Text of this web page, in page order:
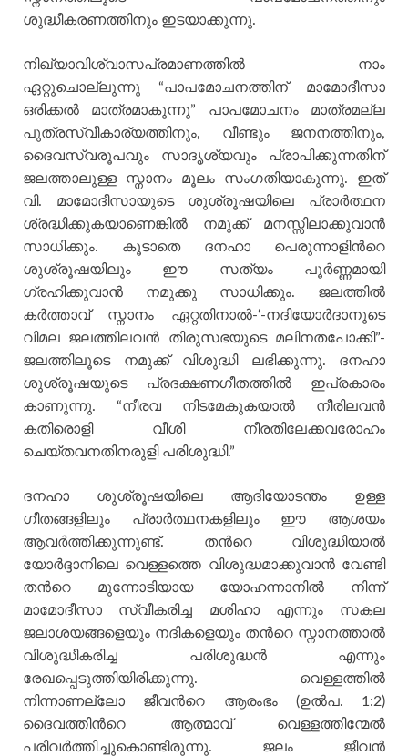
ശുദ്ധീകരണത്തിനും ഇടയാക്കുന്നു.
നിഖ്യാവിശ്വാസപ്രമാണത്തില്‍ നാം
ഏറ്റുചൊല്ലുന്നു “പാപമോചനത്തിന് മാമോദീസാ
ഒരിക്കല്‍ മാത്രമാകുന്നു” പാപമോചനം മാത്രമല്ല
പുത്രസ്വീകാര്യത്തിനും, വീണ്ടും ജനനത്തിനും,
ദൈവസ്വരൂപവും സാദൃശ്യവും പ്രാപിക്കുന്നതിന്
ജലത്താലുള്ള സ്നാനം മൂലം സംഗതിയാകുന്നു. ഇത്
വി. മാമോദീസായുടെ ശുശ്രൂഷയിലെ പ്രാര്‍ത്ഥന
ശ്രദ്ധിക്കുകയാണെങ്കില്‍ നമുക്ക് മനസ്സിലാക്കുവാന്‍
സാധിക്കും. കൂടാതെ ദനഹാ പെരുന്നാളിന്‍റെ
ശുശ്രൂഷയിലും ഈ സത്യം പൂര്‍ണ്ണമായി
ഗ്രഹിക്കുവാന്‍ നമുക്കു സാധിക്കും. ജലത്തില്‍
കര്‍ത്താവ് സ്നാനം ഏറ്റതിനാല്‍-‘-നദിയോര്‍ദാനുടെ
വിമല ജലത്തിലവന്‍ തിരുസഭയുടെ മലിനതപോക്കി”-
ജലത്തിലൂടെ നമുക്ക് വിശുദ്ധി ലഭിക്കുന്നു. ദനഹാ
ശുശ്രൂഷയുടെ പ്രദക്ഷണഗീതത്തില്‍ ഇപ്രകാരം
കാണുന്നു. “നീരവ നിടമേകുകയാല്‍ നീരിലവന്‍
കതിരൊളി വീശി നീരതിലേക്കവരോഹം
ചെയ്തവനതിനരുളി പരിശുദ്ധി.”
ദനഹാ ശുശ്രൂഷയിലെ ആദിയോടന്തം ഉള്ള
ഗീതങ്ങളിലും പ്രാര്‍ത്ഥനകളിലും ഈ ആശയം
ആവര്‍ത്തിക്കുന്നുണ്ട്. തന്‍റെ വിശുദ്ധിയാല്‍
യോര്‍ദ്ദാനിലെ വെള്ളത്തെ വിശുദ്ധമാക്കുവാന്‍ വേണ്ടി
തന്‍റെ മുന്നോടിയായ യോഹന്നാനില്‍ നിന്ന്
മാമോദീസാ സ്വീകരിച്ച മശിഹാ എന്നും സകല
ജലാശയങ്ങളെയും നദികളെയും തന്‍റെ സ്നാനത്താല്‍
വിശുദ്ധീകരിച്ച പരിശുദ്ധന്‍ എന്നും
രേഖപ്പെടുത്തിയിരിക്കുന്നു. വെള്ളത്തില്‍
നിന്നാണല്ലോ ജീവന്‍റെ ആരംഭം (ഉല്‍പ. 1:2)
ദൈവത്തിന്‍റെ ആത്മാവ് വെള്ളത്തിന്മേല്‍
പരിവര്‍ത്തിച്ചുകൊണ്ടിരുന്നു. ജലം ജീവന്‍